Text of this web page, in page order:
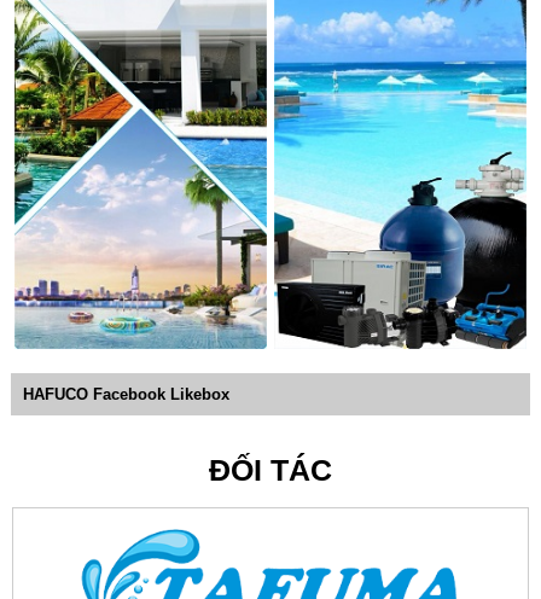
HAFUCO Facebook Likebox
ĐỐI TÁC